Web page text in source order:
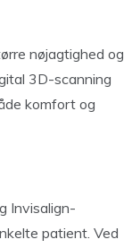
nøjagtighed og
3D-scanning
komfort og
Invisalign-
patient. Ved